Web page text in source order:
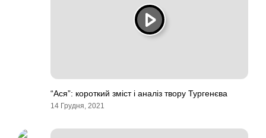
“Ася”: короткий зміст і аналіз твору Тургенєва
14 Грудня, 2021